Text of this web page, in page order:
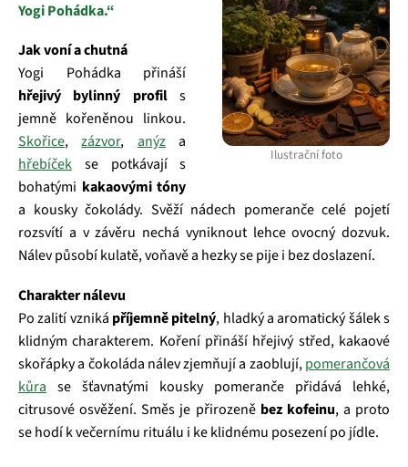
Ilustrační foto
Yogi Pohádka.“
Jak voní a chutná
Yogi Pohádka přináší
hřejivý bylinný profils
jemně kořeněnou linkou.
Skořice,zázvor, anýza
hřebíček se potkávají s
bohatými kakaovými tóny
a kousky čokolády. Svěží nádech pomeranče celé pojetí
rozsvítí a v závěru nechá vyniknout lehce ovocný dozvuk.
Nálev působí kulatě, voňavě a hezky se pije i bez doslazení.
Charakter nálevu
Po zalití vzniká příjemně pitelný, hladký a aromatický šálek s
klidným charakterem. Koření přináší hřejivý střed, kakaové
skořápky a čokoláda nálev zjemňují a zaoblují,pomerančová
kůra se šťavnatými kousky pomeranče přidává lehké,
citrusové osvěžení. Směs je přirozeně bez kofeinu, a proto
se hodí k večernímu rituálu i ke klidnému posezení po jídle.